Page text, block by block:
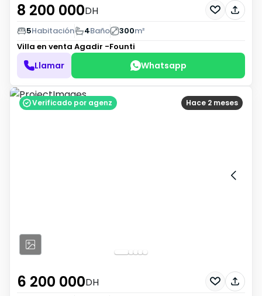
8 200 000DH
5Habitación 4Baño 300m²
Villa en venta Agadir -Founti
Llamar Whatsapp
Hace 2 meses
Verificado por agenz
6 200 000DH